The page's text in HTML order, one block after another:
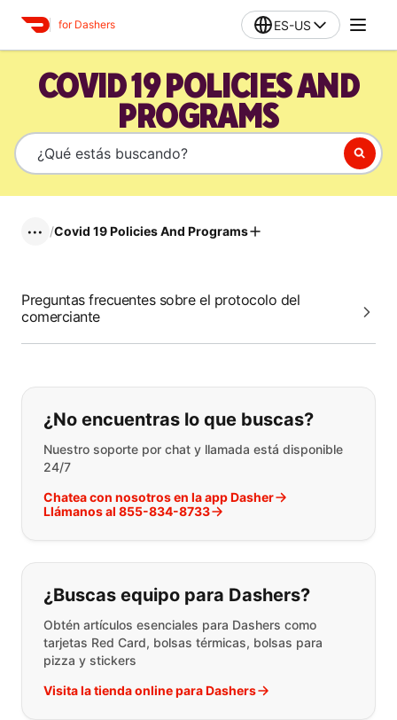
for Dashers ES-US
COVID 19 POLICIES AND
PROGRAMS
••• /Covid 19 Policies And Programs
Preguntas frecuentes sobre el protocolo del
comerciante
Si no puede encontrar lo que está
¿No encuentras lo que buscas?
Nuestro soporte por chat y llamada está disponible
24/7
Chatea con nosotros en la app Dasher
Llámanos al 855-834-8733
¿Buscas equipo para Dashers?
Obtén artículos esenciales para Dashers como
tarjetas Red Card, bolsas térmicas, bolsas para
pizza y stickers
Visita la tienda online para Dashers